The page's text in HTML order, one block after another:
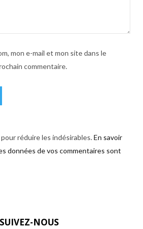
mon e-mail et mon site dans le
commentaire.
réduire les indésirables.En savoir
données de vos commentaires sont
SUIVEZ-NOUS